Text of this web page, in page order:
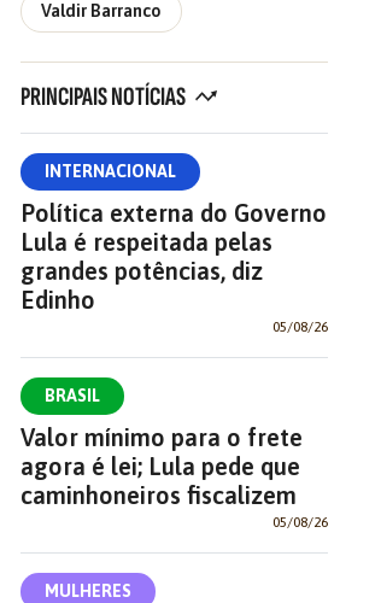
Valdir Barranco
PRINCIPAIS NOTÍCIAS
INTERNACIONAL
Política externa do Governo
Lula é respeitada pelas
grandes potências, diz
Edinho
05/08/26
BRASIL
Valor mínimo para o frete
agora é lei; Lula pede que
caminhoneiros fiscalizem
05/08/26
MULHERES